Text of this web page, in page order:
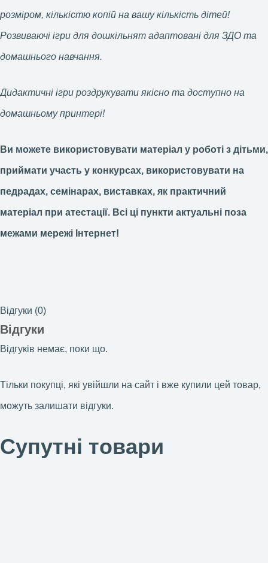
розміром, кількістю копій на вашу кількість дітей!
Розвиваючі ігри для дошкільнят адаптовані для ЗДО та
домашнього навчання.
Дидактичні ігри роздрукувати якісно та доступно на
домашньому принтері!
Ви можете використовувати матеріал у роботі з дітьми,
приймати участь у конкурсах, використовувати на
педрадах, семінарах, виставках, як практичний
матеріал при атестації. Всі ці пункти актуальні поза
межами мережі Інтернет!
Відгуки (0)
Відгуки
Відгуків немає, поки що.
Тільки покупці, які увійшли на сайт і вже купили цей товар,
можуть залишати відгуки.
Супутні товари